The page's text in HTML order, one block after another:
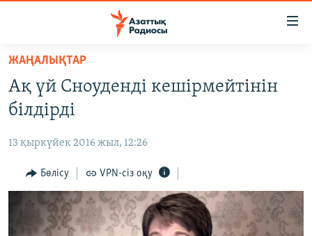
Skip
main
content
to
Navigation
Skip
Search
САЯСАТ
AZATTYQTV
ҚАҢТАР ОҚИҒАСЫ
АДАМ ҚҰҚЫҚТАРЫ
ӘЛЕУМЕТ
ӘЛЕМ
ЖАҢАЛЫҚТАР
Ақ үй Сноуденді кешірмейтінін
білдірді
13 қыркүйек 2016 жыл, 12:26
Бөлісу VPN-сіз оқу